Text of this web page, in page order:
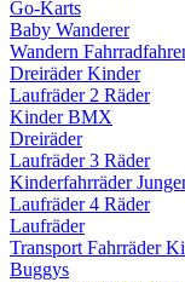
Go-Karts
Baby Wanderer
Wandern
Dreiräder Kinder
Laufräder 2 Räder
Kinder BMX
Dreiräder
Laufräder 3 Räder
Kinderfahrräder
Laufräder 4 Räder
Laufräder
Transport Fahrräder
Buggys